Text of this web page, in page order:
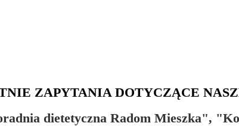
ZAPYTANIA DOTYCZĄCE
dietetyczna Radom Mieszka",